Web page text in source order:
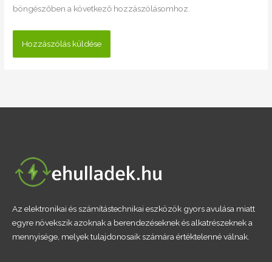
böngészőben a következő hozzászólásomhoz.
Az elektronikai és számítástechnikai eszközök gyors avulása miatt
egyre növekszik azoknak a berendezéseknek és alkatrészeknek a
mennyisége, melyek tulajdonosaik számára értéktelenné válnak.